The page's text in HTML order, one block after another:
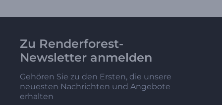
Zu Renderforest-
Newsletter anmelden
Gehören Sie zu den Ersten, die unsere
neuesten Nachrichten und Angebote
erhalten